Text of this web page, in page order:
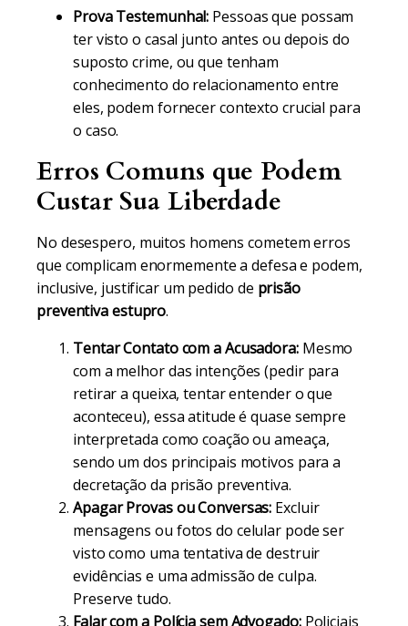
Prova Testemunhal: Pessoas que possam
ter visto o casal junto antes ou depois do
suposto crime, ou que tenham
conhecimento do relacionamento entre
eles, podem fornecer contexto crucial para
o caso.
Erros Comuns que Podem
Custar Sua Liberdade
No desespero, muitos homens cometem erros
que complicam enormemente a defesa e podem,
inclusive, justificar um pedido de prisão
preventiva estupro.
Tentar Contato com a Acusadora:Mesmo
com a melhor das intenções (pedir para
retirar a queixa, tentar entender o que
aconteceu), essa atitude é quase sempre
interpretada como coação ou ameaça,
sendo um dos principais motivos para a
decretação da prisão preventiva.
Apagar Provas ou Conversas: Excluir
mensagens ou fotos do celular pode ser
visto como uma tentativa de destruir
evidências e uma admissão de culpa.
Preserve tudo.
Falar com a Polícia sem Advogado:Policiais